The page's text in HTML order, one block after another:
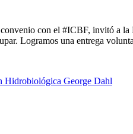
con el #ICBF, invitó a la
Logramos una entrega